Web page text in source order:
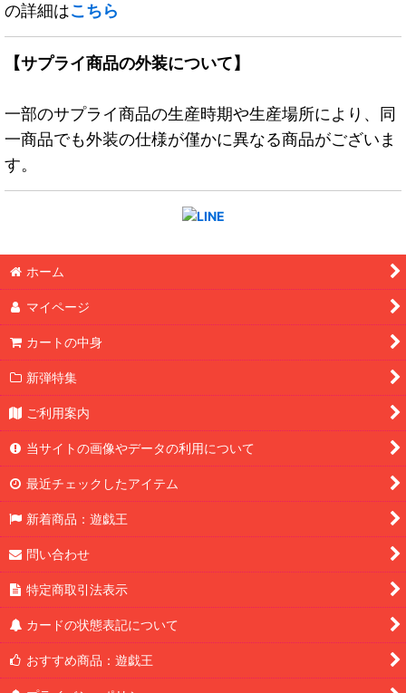
の詳細はこちら
【サプライ商品の外装について】
一部のサプライ商品の生産時期や生産場所により、同
一商品でも外装の仕様が僅かに異なる商品がございま
す。
ホーム
マイページ
カートの中身
新弾特集
ご利用案内
当サイトの画像やデータの利用について
最近チェックしたアイテム
新着商品：遊戯王
問い合わせ
特定商取引法表示
カードの状態表記について
おすすめ商品：遊戯王